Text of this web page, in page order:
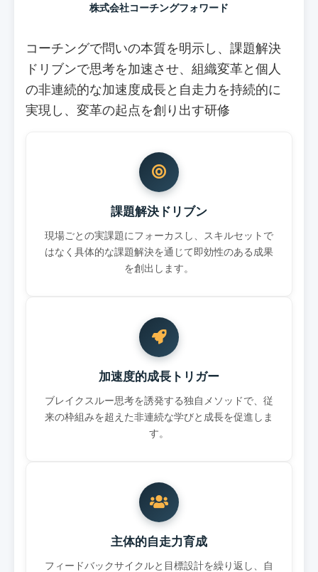
株式会社コーチングフォワード
コーチングで問いの本質を明示し、課題解決
ドリブンで思考を加速させ、組織変革と個人
の非連続的な加速度成長と自走力を持続的に
実現し、変革の起点を創り出す研修
課題解決ドリブン
現場ごとの実課題にフォーカスし、スキルセットで
はなく具体的な課題解決を通じて即効性のある成果
を創出します。
加速度的成長トリガー
ブレイクスルー思考を誘発する独自メソッドで、従
来の枠組みを超えた非連続な学びと成長を促進しま
す。
主体的自走力育成
フィードバックサイクルと目標設計を繰り返し、自